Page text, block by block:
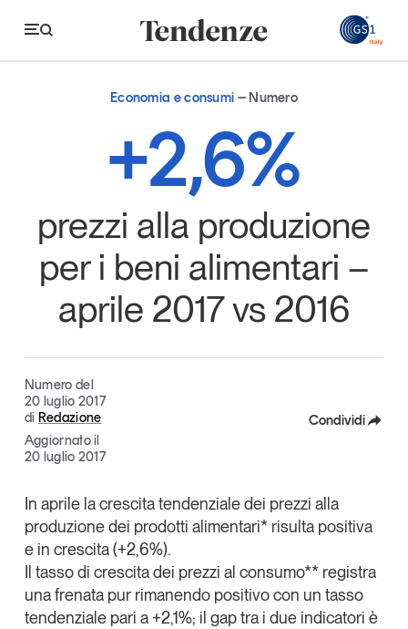
Tendenze
Economia e consumi
Innovazione
Logistica
Retail e brand
Sostenibilità
Magazine
Articoli
Opinioni
Il Numero
Interviste
Comunicati stampa
Video
Podcast
Tutti gli studi e le ricerche
Economia e consumi Numero
+2,6%
prezzi alla produzione
per i beni alimentari –
aprile 2017 vs 2016
Numero del
20 luglio 2017
di Redazione
Aggiornato il
20 luglio 2017
Condividi
Linkedin
Copia Link
In aprile la crescita tendenziale dei prezzi alla
produzione dei prodotti alimentari* risulta positiva
e in crescita (+2,6%).
Il tasso di crescita dei prezzi al consumo** registra
una frenata pur rimanendo positivo con un tasso
tendenziale pari a +2,1%; il gap tra i due indicatori è